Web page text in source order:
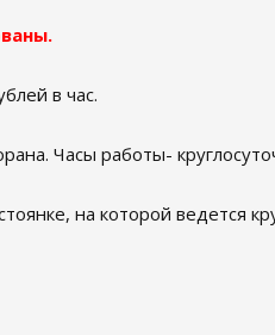
в час.
Часы работы-
на которой ведется